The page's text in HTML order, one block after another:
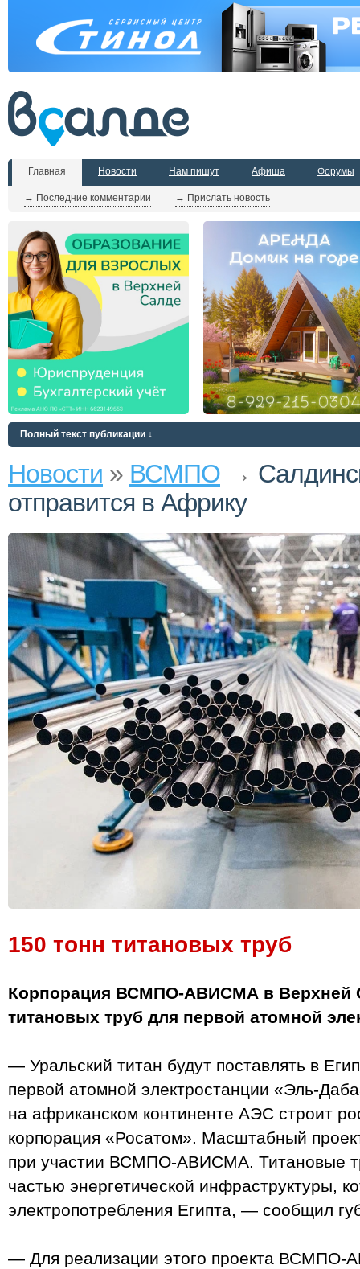
Главная
→ Последние комментарии → Прислать новость
Новости Нам пишут Афиша Форумы
Полный текст публикации ↓
Новости » ВСМПО →
отправится в Африку
150 тонн титановых труб
Корпорация ВСМПО‑АВИСМА в Верхней
титановых труб для первой атомной
— Уральский титан будут поставлять в
первой атомной электростанции
на африканском континенте АЭС строит
корпорация «Росатом». Масштабный
при участии ВСМПО‑АВИСМА. Титановые
частью энергетической инфраструктуры,
электропотребления Египта, — сообщил
— Для реализации этого проекта